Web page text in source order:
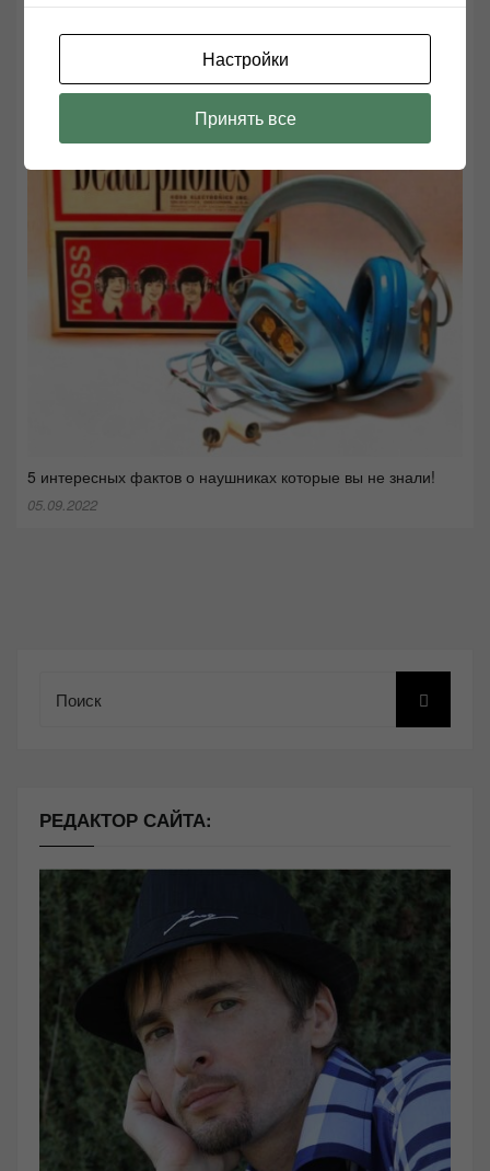
5 интересных фактов о наушниках которые вы не знали!
05.09.2022
РЕДАКТОР САЙТА:
Настройки
Принять все